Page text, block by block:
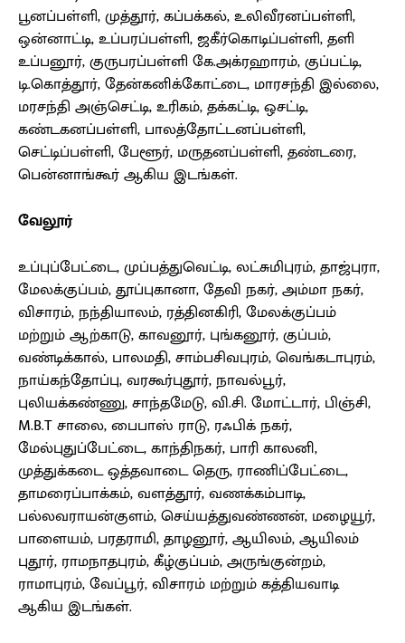
பூனப்பள்ளி, முத்தூர், கப்பக்கல், உலிவீரனப்பள்ளி,
ஒன்னாட்டி, உப்பரப்பள்ளி, ஜகீர்கொடிப்பள்ளி, தளி
உப்பனூர், குருபரப்பள்ளி கே.அக்ரஹாரம், குப்பட்டி,
டி.கொத்தூர், தேன்கனிக்கோட்டை, மாரசந்தி இல்லை,
மரசந்தி அஞ்செட்டி, உரிகம், தக்கட்டி, ஒசட்டி,
கண்டகனப்பள்ளி, பாலத்தோட்டனப்பள்ளி,
செட்டிப்பள்ளி, பேளூர், மருதனப்பள்ளி, தண்டரை,
பென்னாங்கூர் ஆகிய இடங்கள்.
வேலூர்
உப்புப்பேட்டை, முப்பத்துவெட்டி, லட்சுமிபுரம், தாஜ்புரா,
மேலக்குப்பம், தூப்புகானா, தேவி நகர், அம்மா நகர்,
விசாரம், நந்தியாலம், ரத்தினகிரி, மேலக்குப்பம்
மற்றும் ஆற்காடு, காவனூர், புங்கனூர், குப்பம்,
வண்டிக்கால், பாலமதி, சாம்பசிவபுரம், வெங்கடாபுரம்,
நாய்கந்தோப்பு, வரகூர்புதூர், நாவல்பூர்,
புலியக்கண்ணு, சாந்தமேடு, வி.சி. மோட்டார், பிஞ்சி,
M.B.T சாலை, பைபாஸ் ராடு, ரஃபிக் நகர்,
மேல்புதுப்பேட்டை, காந்திநகர், பாரி காலனி,
முத்துக்கடை ஒத்தவாடை தெரு, ராணிப்பேட்டை,
தாமரைப்பாக்கம், வளத்தூர், வணக்கம்பாடி,
பல்லவராயன்குளம், செய்யத்துவண்ணன், மழையூர்,
பாளையம், பரதராமி, தாழனூர், ஆயிலம், ஆயிலம்
புதூர், ராமநாதபுரம், கீழ்குப்பம், அருங்குன்றம்,
ராமாபுரம், வேப்பூர், விசாரம் மற்றும் கத்தியவாடி
ஆகிய இடங்கள்.